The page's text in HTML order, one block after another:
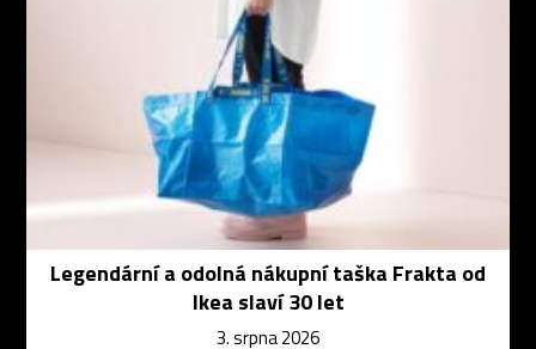
Legendární a odolná nákupní taška Frakta od
Ikea slaví 30 let
3. srpna 2026